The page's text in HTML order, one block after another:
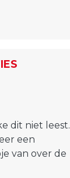
dit niet leest.
een
van over de